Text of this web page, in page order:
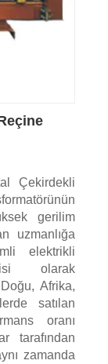
Çekirdekli
gerilim
uzmanlığa
elektrikli
olarak
Afrika,
satılan
oranı
tarafından
zamanda